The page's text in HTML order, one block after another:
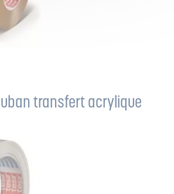
transfert acrylique